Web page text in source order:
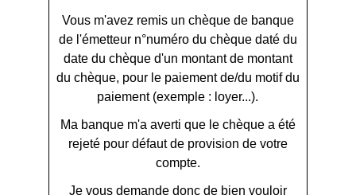
Vous m'avez remis un chèque de banque
de l'émetteurn°numéro du chèquedaté du
date du chèqued'un montant de montant
du chèque, pour le paiement de/du motif du
paiement (exemple : loyer...).
Ma banque m'a averti que le chèque a été
rejeté pour défaut de provision de votre
compte.
Je vous demande donc de bien vouloir